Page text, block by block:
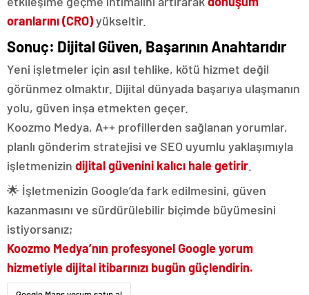
oranlarını (CRO)yükseltir.
Sonuç: Dijital Güven, Başarının Anahtarıdır
Yeni işletmeler için asıl tehlike, kötü hizmet değil
görünmez olmaktır. Dijital dünyada başarıya ulaşmanın
yolu, güven inşa etmekten geçer.
Koozmo Medya, A++ profillerden sağlanan yorumlar,
planlı gönderim stratejisi ve SEO uyumlu yaklaşımıyla
işletmenizin dijital güvenini kalıcı hale getirir
🌟 İşletmenizin Google’da fark edilmesini, güven
kazanmasını ve sürdürülebilir biçimde büyümesini
istiyorsanız;
Koozmo Medya’nın profesyonel Google yorum
hizmetiyle dijital itibarınızı bugün güçlendirin.